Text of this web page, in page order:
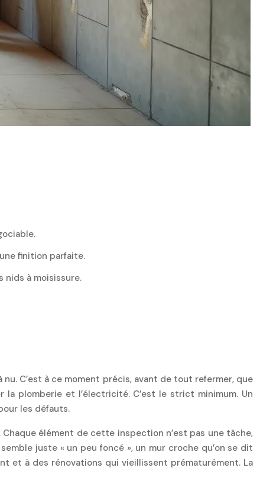
finition parfaite.
nids à moisissure.
C’est à ce moment précis, avant de tout refermer, que
plomberie et l’électricité. C’est le strict minimum. Un
les défauts.
élément de cette inspection n’est pas une tâche,
juste « un peu foncé », un mur croche qu’on se dit
et à des rénovations qui vieillissent prématurément. La